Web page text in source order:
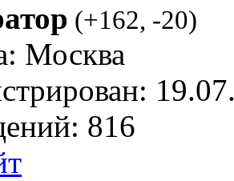
(+162, -20)
Москва
816